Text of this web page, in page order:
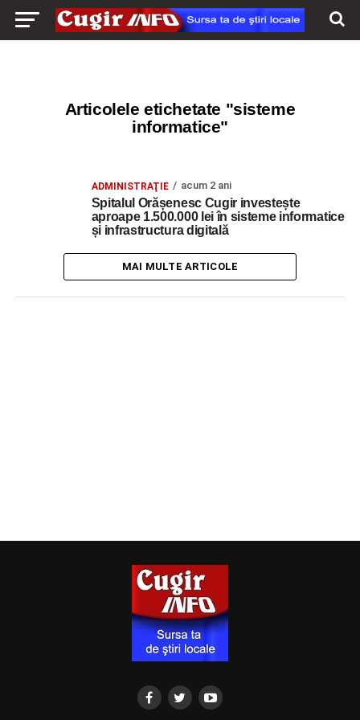
Articolele etichetate "sisteme
informatice"
ADMINISTRAŢIE acum 2 ani
Spitalul Orășenesc Cugir investește
aproape 1.500.000 lei în sisteme informatice
și infrastructura digitală
MAI MULTE ARTICOLE